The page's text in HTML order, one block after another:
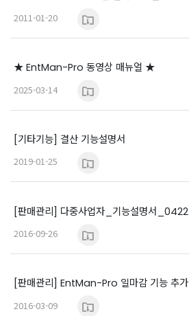
2011-01-20
★ EntMan-Pro 동영상 매뉴얼 ★
2025-03-14
[기타기능] 결산 기능설명서
2019-01-25
[판매관리] 다중사업자_기능설명서_0422
2016-09-26
[판매관리] EntMan-Pro 일마감 기능 추가
2016-03-09